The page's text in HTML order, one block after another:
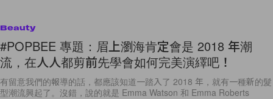
Beauty
#POPBEE 專題：眉上瀏海肯定會是 2018 年潮
流，在人人都剪前先學會如何完美演繹吧！
有留意我們的報導的話，都應該知道一踏入了 2018 年，就有一種新的髮
型潮流興起了。沒錯，說的就是 Emma Watson 和 Emma Roberts